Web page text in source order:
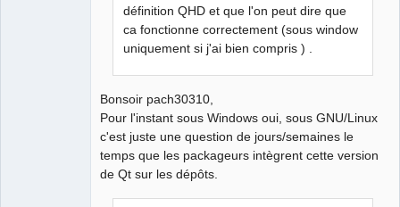
définition QHD et que l'on peut dire que
ca fonctionne correctement (sous window
uniquement si j'ai bien compris ) .
Bonsoir pach30310,
Pour l'instant sous Windows oui, sous GNU/Linux
c'est juste une question de jours/semaines le
temps que les packageurs intègrent cette version
de Qt sur les dépôts.